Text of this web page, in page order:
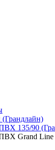
135/90
Grand